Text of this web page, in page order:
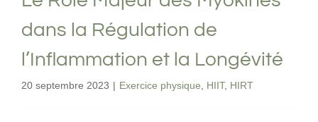
dans la Régulation de
l’Inflammation et la Longévité
20 septembre 2023 | Exercice physique HIIT, HIRT